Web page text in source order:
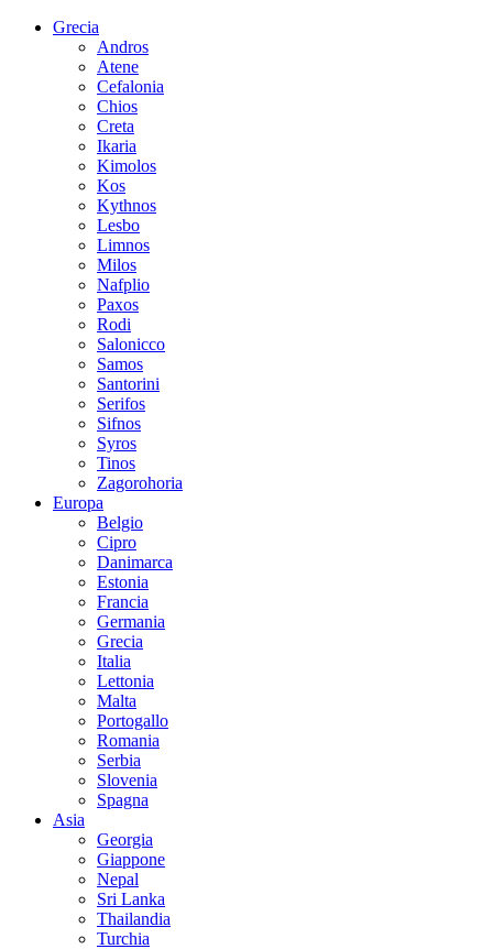
Grecia
Andros
Atene
Cefalonia
Chios
Creta
Ikaria
Kimolos
Kos
Kythnos
Lesbo
Limnos
Milos
Nafplio
Paxos
Rodi
Salonicco
Samos
Santorini
Serifos
Sifnos
Syros
Tinos
Zagorohoria
Europa
Belgio
Cipro
Danimarca
Estonia
Francia
Germania
Grecia
Italia
Lettonia
Malta
Portogallo
Romania
Serbia
Slovenia
Spagna
Asia
Georgia
Giappone
Nepal
Sri Lanka
Thailandia
Turchia